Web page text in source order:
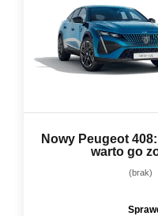
Nowy Peugeot
warto go
(brak)